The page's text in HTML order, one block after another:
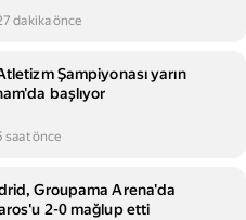
dakika önce
Şampiyonası yarın
başlıyor
saat önce
Groupama Arena'da
2-0 mağlup etti